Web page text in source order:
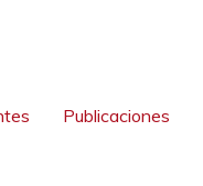
Publicaciones